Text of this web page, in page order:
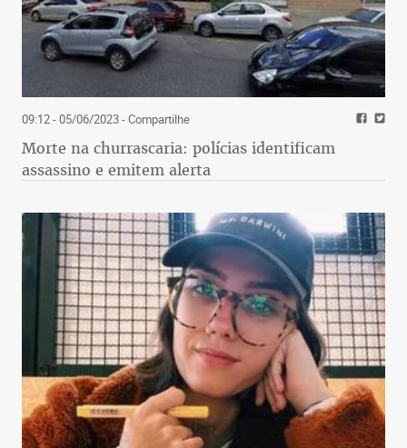
09:12 - 05/06/2023- Compartilhe
Morte na churrascaria: polícias identificam
assassino e emitem alerta